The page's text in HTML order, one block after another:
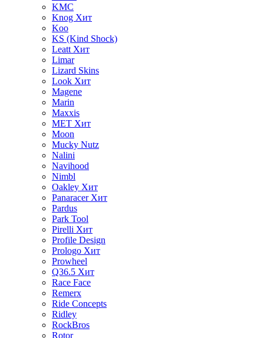
KMC
Knog Хит
Koo
KS (Kind Shock)
Leatt Хит
Limar
Lizard Skins
Look Хит
Magene
Marin
Maxxis
MET Хит
Moon
Mucky Nutz
Nalini
Navihood
Nimbl
Oakley Хит
Panaracer Хит
Pardus
Park Tool
Pirelli Хит
Profile Design
Prologo Хит
Prowheel
Q36.5 Хит
Race Face
Remerx
Ride Concepts
Ridley
RockBros
Rotor